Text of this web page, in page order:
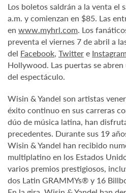
Los boletos saldrán a la venta el
a.m. y comienzan en $85. Las
en www.myhrl.com. Los
preventa el viernes 7 de abril a
del Facebook, Twittere Instagram
Hollywood. Las puertas se
del espectáculo.
Wisin & Yandel son artistas
éxito continuo en sus carreras
dúo de música latina, han
precedentes. Durante sus 19
Wisin & Yandel han recibido
multiplatino en los Estados
varios premios prestigiosos,
dos Latin GRAMMYs® y 16